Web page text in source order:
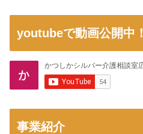
youtubeで動画公開中！
事業紹介